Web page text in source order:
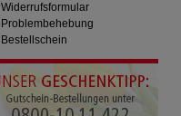
Widerrufsformular
Problembehebung
Bestellschein